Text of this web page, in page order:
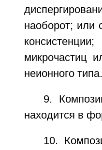
наоборот; или
микрочастиц
неионного типа.
9.
находится в
10.